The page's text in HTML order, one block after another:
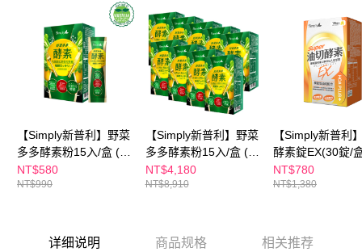
請留意繳費期限為 14 天。唯有下載 AFTEE App 成為 AFTEE 會員者方能享
有最長 45 天內付款之服務。
繳費期限，為商家向您請款的時間，再加上使用AFTEE可延長的天數所計算
出。使用AFTEE下訂可以延長您收到商品前的繳費天數，但無法保證一定能
夠在期限內收到商品(例如:預購商品或預計到貨時間較長者)。因此無論收到
商品與否，仍需要請您在AFTEE規定的時間內完成繳費。
二、付款限制
1. 初次使用 AFTEE 時，將依認證結果及本公司審查結果，核予每個人不同
之上限額度
2. 結帳金額須大於NT$30
「AFTEE先享後付」(下稱本服務)乃由恩沛科技股份有限公司(下稱 AFTEE )
每笔NT$100，满NT$600(含以上)免运费
萊爾富取貨付款
每笔NT$100，满NT$600(含以上)免运费
每笔NT$100，满NT$600(含以上)免运费
7-11付款取貨
每笔NT$100，满NT$600(含以上)免运费
每笔NT$100，满NT$600(含以上)免运费
【Simply新普利】野菜
多多酵素粉15入/盒 (x1
盒)
NT$580
NT$990
【Simply新普利】野菜
多多酵素粉15入/盒 (x9
盒)
NT$4,180
NT$8,910
【Simply新普利
酵素錠EX(30錠/
酵素油切)
NT$780
NT$1,380
详细说明 商品规格 相关推荐